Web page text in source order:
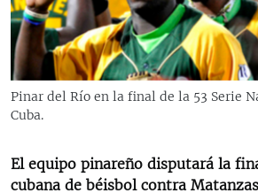
RADIO MARTÍ
ESPECIALES
ESPECIALES
LA REALIDAD DE LA VIVIENDA EN CUBA
KENTU-CUBANO
MULTIMEDIA
EDITORIALES
SÍGUENOS
Pinar del Río en la final de la 53 Serie
Cuba.
El equipo pinareño disputará la
cubana de béisbol contra